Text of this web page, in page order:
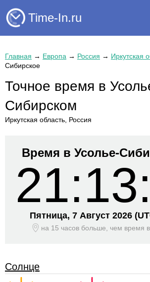
Time-In.ru
Главная → Европа → Россия → Иркутская
Сибирское
Точное время в
Сибирском
Иркутская область, Россия
Время в Усолье-
Пятница, 7 Август 2026
на 15 часов больше, чем время
Солнце